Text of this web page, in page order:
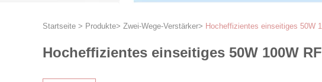
Startseite > Produkte> Zwei-Wege-Verstärker> Hocheffizientes einseitiges 50W
Hocheffizientes einseitiges 50W 100W